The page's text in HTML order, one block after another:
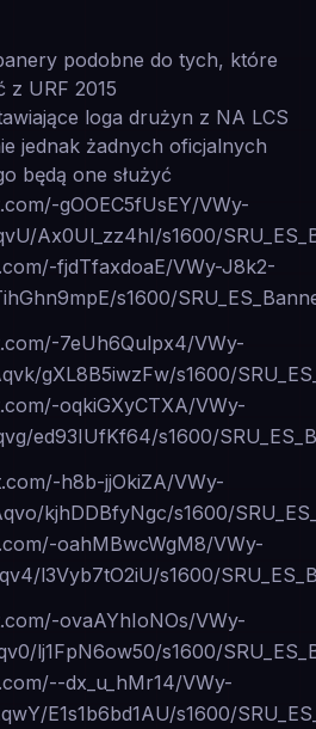
podobne do tych, które
z URF 2015
loga drużyn z NA LCS
jednak żadnych oficjalnych
będą one służyć
gOOEC5fUsEY/VWy-
Ax0Ul_zz4hI/s1600/
fjdTfaxdoaE/VWy-J8k2-
s1600/
7eUh6Qulpx4/VWy-
gXL8B5iwzFw/s1600/
oqkiGXyCTXA/VWy-
ed93IUfKf64/s1600/
h8b-jjOkiZA/VWy-
kjhDDBfyNgc/s1600/
oahMBwcWgM8/VWy-
l3Vyb7tO2iU/s1600/
ovaAYhIoNOs/VWy-
lj1FpN6ow50/s1600/
dx_u_hMr14/VWy-
E1s1b6bd1AU/s1600/